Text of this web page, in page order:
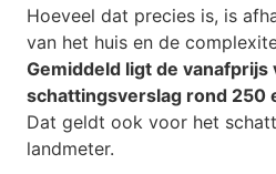
Hoeveel dat precies is, is
van het huis en de
Gemiddeld ligt de vanafprijs
schattingsverslag rond 250
Dat geldt ook voor het
landmeter.